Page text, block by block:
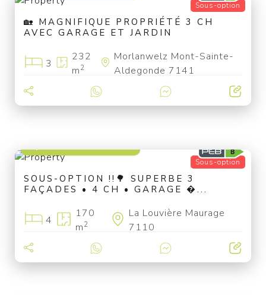
Sous-option
🏡 MAGNIFIQUE PROPRIÉTÉ 3 CH
AVEC GARAGE ET JARDIN
3
232
m2
Morlanwelz Mont-Sainte-
Aldegonde 7141
Sous-option
SOUS-OPTION !!🌳 SUPERBE 3
FAÇADES • 4 CH • GARAGE �...
4
170
m2
La Louvière Maurage
7110